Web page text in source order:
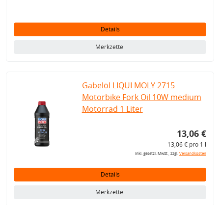
Details
Merkzettel
Gabelöl LIQUI MOLY 2715
Motorbike Fork Oil 10W medium
Motorrad 1 Liter
13,06 €
13,06 € pro 1 l
inkl. gesetzl. MwSt., zzgl.Versandkosten
Details
Merkzettel